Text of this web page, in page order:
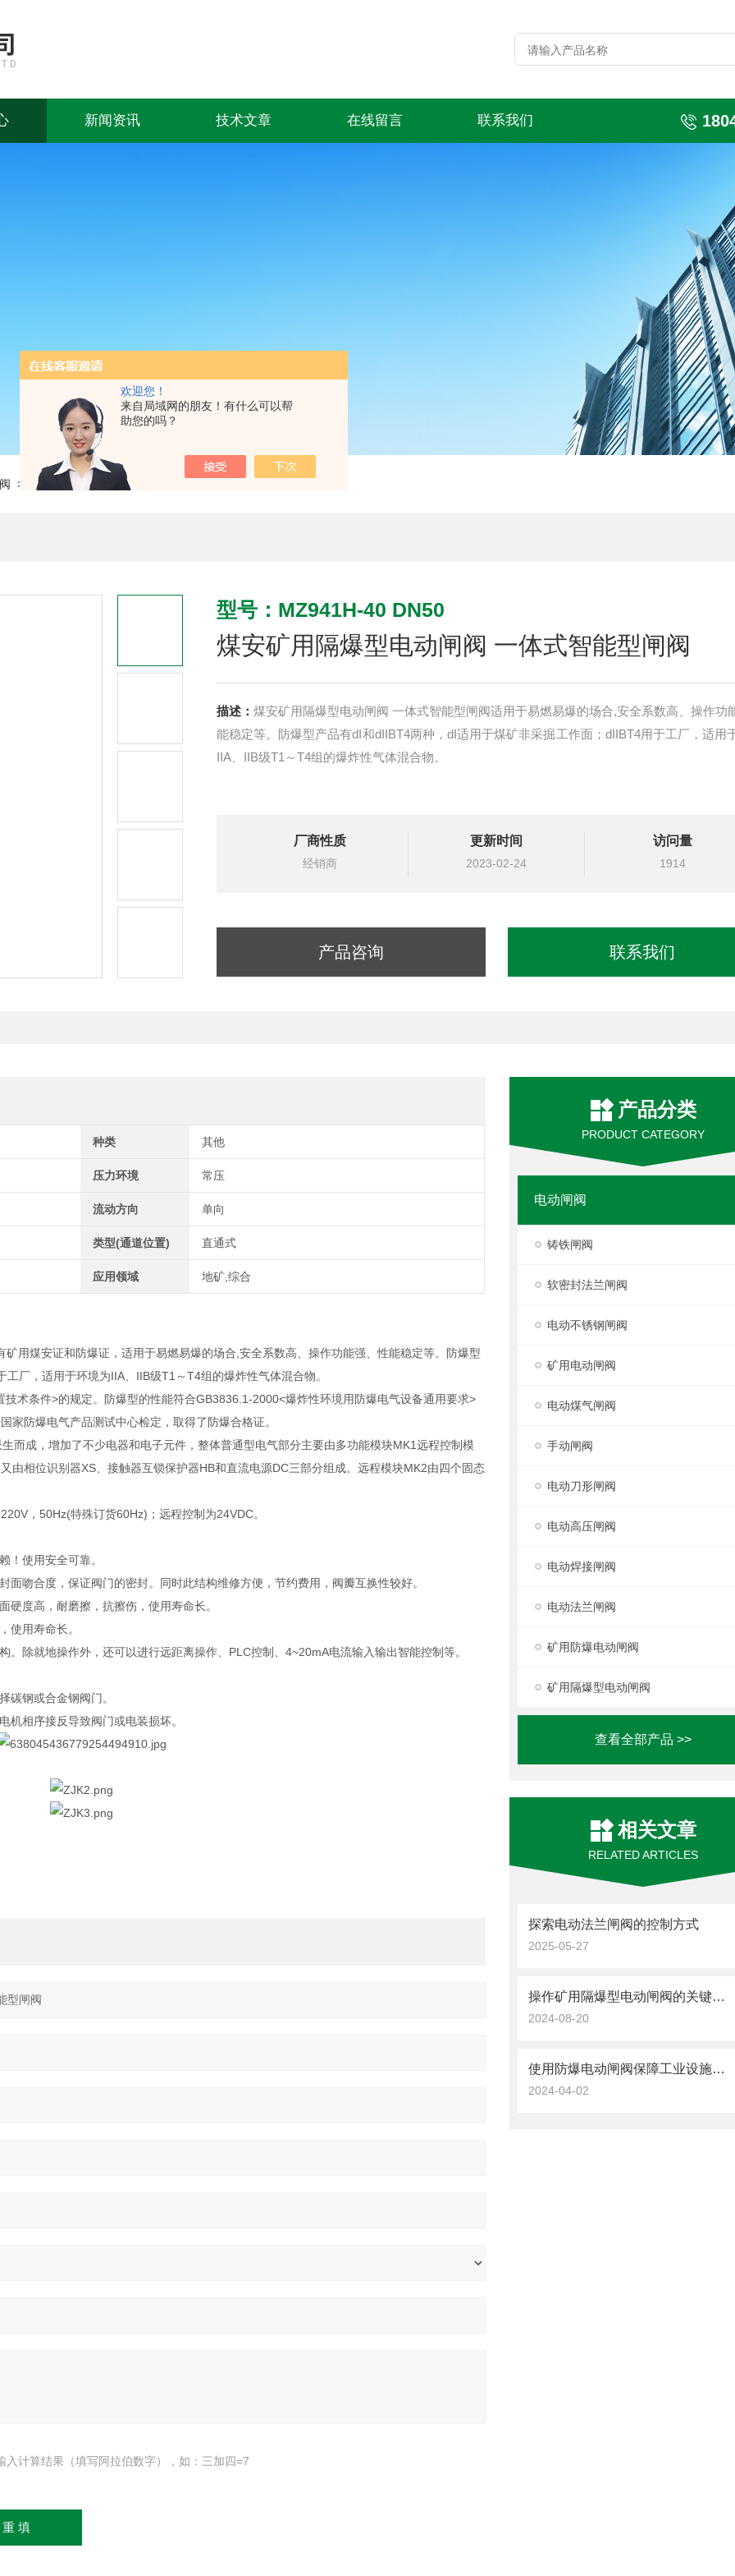
欢迎您！
来自局域网的朋友！有什么可以帮
助您的吗？
新闻资讯 技术文章 在线留言 联系我们
> MZ941H-40 DN50煤安矿用隔爆型电动闸阀 一体式智能型闸阀
型号：MZ941H-40 DN50
煤安矿用隔爆型电动闸阀 一体式智能型闸阀
描述： 煤安矿用隔爆型电动闸阀 一体式智能型闸阀适用于易燃易爆的场合,安全系数高、操作功
能稳定等。防爆型产品有dI和dIIBT4两种，dI适用于煤矿非采掘工作面；dIIBT4用于工厂，适用
IIA、IIB级T1～T4组的爆炸性气体混合物。
厂商性质
经销商
更新时间
2023-02-24
访问量
1914
产品咨询 联系我们
产品分类
PRODUCT CATEGORY
电动闸阀
铸铁闸阀
软密封法兰闸阀
电动不锈钢闸阀
矿用电动闸阀
电动煤气闸阀
手动闸阀
电动刀形闸阀
电动高压闸阀
电动焊接闸阀
电动法兰闸阀
矿用防爆电动闸阀
矿用隔爆型电动闸阀
查看全部产品 >>
相关文章
RELATED ARTICLES
探索电动法兰闸阀的控制方式
2025-05-27
操作矿用隔爆型电动闸阀的关键技巧
2024-08-20
使用防爆电动闸阀保障工业设施安全运行
2024-04-02
种类 其他
压力环境 常压
流动方向 单向
类型(通道位置) 直通式
应用领域 地矿,综合
矿用煤安证和防爆证，适用于易燃易爆的场合,安全系数高、操作功能强、性能稳定等。防爆型
厂，适用于环境为IIA、IIB级T1～T4组的爆炸性气体混合物。
术条件>的规定。防爆型的性能符合GB3836.1-2000<爆炸性环境用防爆电气设备通用要求>
防爆电气产品测试中心检定，取得了防爆合格证。
而成，增加了不少电器和电子元件，整体普通型电气部分主要由多功能模块MK1远程控制模
由相位识别器XS、接触器互锁保护器HB和直流电源DC三部分组成。远程模块MK2由四个固态
，50Hz(特殊订货60Hz)；远程控制为24VDC。
！使用安全可靠。
吻合度，保证阀门的密封。同时此结构维修方便，节约费用，阀瓣互换性较好。
度高，耐磨擦，抗擦伤，使用寿命长。
使用寿命长。
除就地操作外，还可以进行远距离操作、PLC控制、4~20mA电流输入输出智能控制等。
碳钢或合金钢阀门。
相序接反导致阀门或电装损坏。
入计算结果（填写阿拉伯数字），如：三加四=7